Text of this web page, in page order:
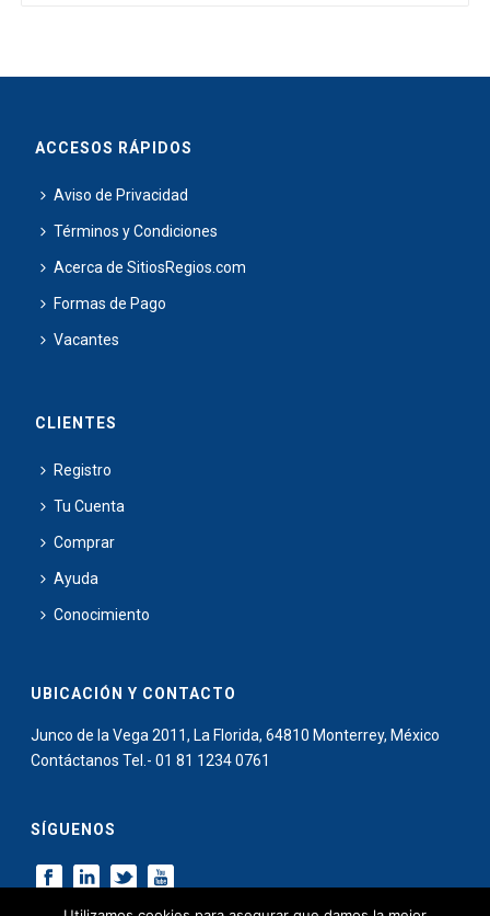
ACCESOS RÁPIDOS
Aviso de Privacidad
Términos y Condiciones
Acerca de SitiosRegios.com
Formas de Pago
Vacantes
CLIENTES
Registro
Tu Cuenta
Comprar
Ayuda
Conocimiento
UBICACIÓN Y CONTACTO
Junco de la Vega 2011, La Florida, 64810 Monterrey, México
Contáctanos Tel.- 01 81 1234 0761
SÍGUENOS